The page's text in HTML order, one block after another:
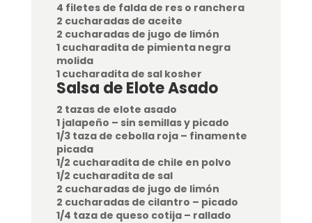
4 filetes de falda de res o ranchera
2 cucharadas de aceite
2 cucharadas de jugo de limón
1 cucharadita de pimienta negra
molida
1 cucharadita de sal kosher
Salsa de Elote Asado
2 tazas de elote asado
1 jalapeño – sin semillas y picado
1/3 taza de cebolla roja – finamente
picada
1/2 cucharadita de chile en polvo
1/2 cucharadita de sal
2 cucharadas de jugo de limón
2 cucharadas de cilantro – picado
1/4 taza de queso cotija – rallado